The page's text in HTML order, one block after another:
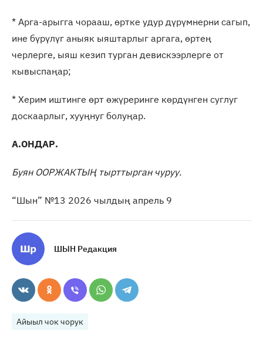
* Арга-арыгга чорааш, өртке удур дүрүмнерни сагып,
ине бүрүлүг аныяк ыяштарлыг аргага, өртең
черлерге, ыяш кезип турган девискээрлерге от
кывыспаңар;
* Херим иштинге өрт өжүреринге көрдүнген суглуг
доскаарлыг, хууңнуг болуңар.
А.ОНДАР.
Буян ООРЖАКТЫҢ тырттырган чуруу.
“Шын” №13 2026 чылдың апрель 9
ШЫН Редакция
Айыыл чок чорук